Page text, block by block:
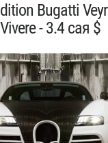
Bugatti
- 3.4 сая $